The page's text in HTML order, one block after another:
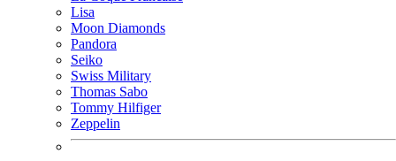
Lisa
Moon Diamonds
Pandora
Seiko
Swiss Military
Thomas Sabo
Tommy Hilfiger
Zeppelin